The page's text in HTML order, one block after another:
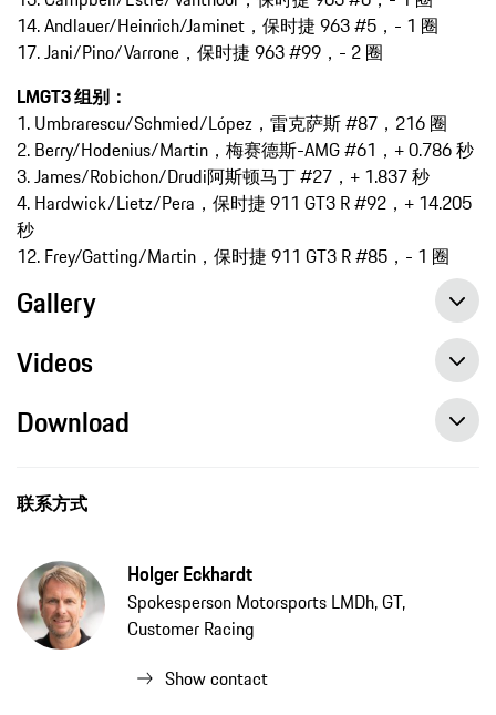
14. Andlauer/Heinrich/Jaminet，保时捷 963 #5，- 1 圈
17. Jani/Pino/Varrone，保时捷 963 #99，- 2 圈
LMGT3 组别：
1. Umbrarescu/Schmied/López，雷克萨斯 #87，216 圈
2. Berry/Hodenius/Martin，梅赛德斯-AMG #61，+ 0.786 秒
3. James/Robichon/Drudi阿斯顿马丁 #27，+ 1.837 秒
4. Hardwick/Lietz/Pera，保时捷 911 GT3 R #92，+ 14.205
秒
12. Frey/Gatting/Martin，保时捷 911 GT3 R #85，- 1 圈
Gallery
Videos
Download
联系方式
Holger Eckhardt
Spokesperson Motorsports LMDh, GT,
Customer Racing
Show contact